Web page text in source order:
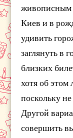
живописным
Киев и в
удивить
заглянуть в
близких
хотя об этом
поскольку
Другой
совершить